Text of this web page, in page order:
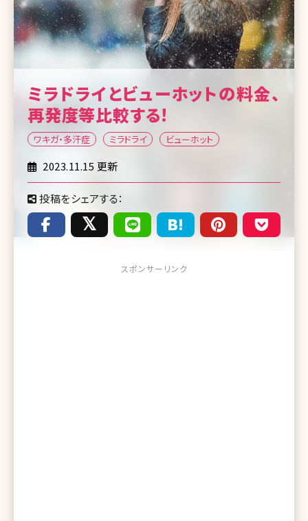
ミラドライとビューホットの料金、
再発度等比較する!
ワキガ・多汗症 ミラドライ ビューホット
2023.11.15 更新
投稿をシェアする：
スポンサーリンク